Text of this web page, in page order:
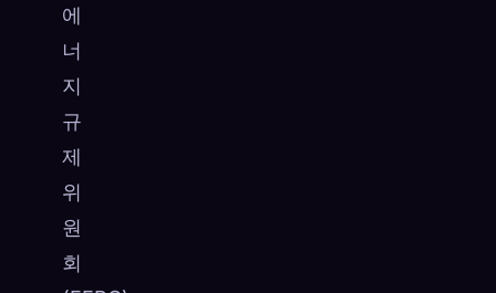
에
너
지
규
제
위
원
회
발견됨